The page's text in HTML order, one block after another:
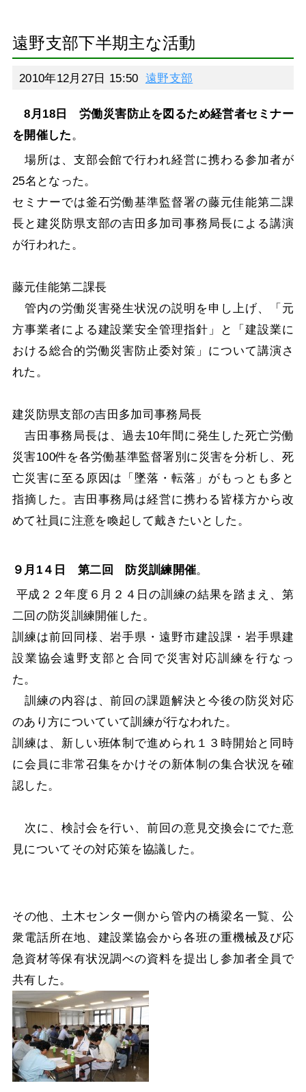
遠野支部下半期主な活動
2010年12月27日 15:50 遠野支部
8月18日 労働災害防止を図るため経営者セミナー
を開催した。
場所は、支部会館で行われ経営に携わる参加者が
25名となった。
セミナーでは釜石労働基準監督署の藤元佳能第二課
長と建災防県支部の吉田多加司事務局長による講演
が行われた。
藤元佳能第二課長
管内の労働災害発生状況の説明を申し上げ、「元
方事業者による建設業安全管理指針」と「建設業に
おける総合的労働災害防止委対策」について講演さ
れた。
建災防県支部の吉田多加司事務局長
吉田事務局長は、過去10年間に発生した死亡労働
災害100件を各労働基準監督署別に災害を分析し、死
亡災害に至る原因は「墜落・転落」がもっとも多と
指摘した。吉田事務局は経営に携わる皆様方から改
めて社員に注意を喚起して戴きたいとした。
９月1４日 第二回 防災訓練開催。
平成２２年度６月２４日の訓練の結果を踏まえ、第
二回の防災訓練開催した。
訓練は前回同様、岩手県・遠野市建設課・岩手県建
設業協会遠野支部と合同で災害対応訓練を行なっ
た。
訓練の内容は、前回の課題解決と今後の防災対応
のあり方についていて訓練が行なわれた。
訓練は、新しい班体制で進められ１３時開始と同時
に会員に非常召集をかけその新体制の集合状況を確
認した。
次に、検討会を行い、前回の意見交換会にでた意
見についてその対応策を協議した。
その他、土木センター側から管内の橋梁名一覧、公
衆電話所在地、建設業協会から各班の重機械及び応
急資材等保有状況調べの資料を提出し参加者全員で
共有した。